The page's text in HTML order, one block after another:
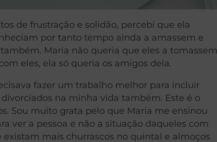
de frustração e solidão, percebi que ela
por tanto tempo ainda a amassem e
Maria não queria que eles a tomassem
eles, ela só queria os amigos dela.
fazer um trabalho melhor para incluir
na minha vida também. Este é o
Sou muito grata pelo que Maria me ensinou
ver a pessoa e não a situação daqueles com
mais churrascos no quintal e almoços